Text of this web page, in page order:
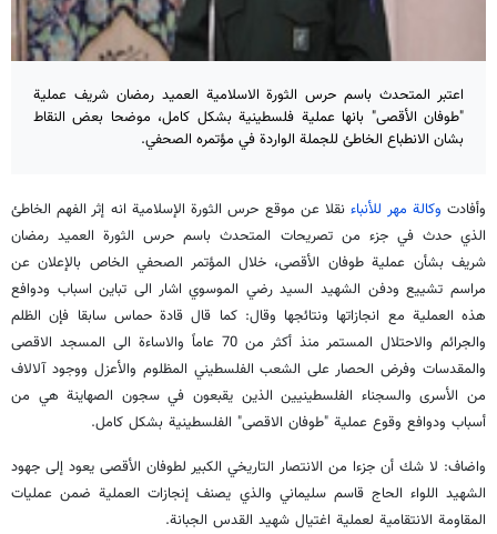
اعتبر المتحدث باسم حرس الثورة الاسلامية العميد رمضان شريف عملية
"طوفان الأقصى" بانها عملية فلسطينية بشكل كامل، موضحا بعض النقاط
بشان الانطباع الخاطئ للجملة الواردة في مؤتمره الصحفي.
وأفادت وكالة مهر للأنباءنقلا عن موقع حرس الثورة الإسلامية انه إثر الفهم الخاطئ
الذي حدث في جزء من تصريحات المتحدث باسم حرس الثورة العميد رمضان
شريف بشأن عملية طوفان الأقصى، خلال المؤتمر الصحفي الخاص بالإعلان عن
مراسم تشييع ودفن الشهيد السيد رضي الموسوي اشار الى تباين اسباب ودوافع
هذه العملية مع انجازاتها ونتائجها وقال: كما قال قادة حماس سابقا فإن الظلم
والجرائم والاحتلال المستمر منذ أكثر من 70 عاماً والاساءة الى المسجد الاقصى
والمقدسات وفرض الحصار على الشعب الفلسطيني المظلوم والأعزل ووجود آلالاف
من الأسرى والسجناء الفلسطينيين الذين يقبعون في سجون الصهاينة هي من
أسباب ودوافع وقوع عملية "طوفان الاقصى" الفلسطينية بشكل كامل.
واضاف: لا شك أن جزءا من الانتصار التاريخي الكبير لطوفان الأقصى يعود إلى جهود
الشهيد اللواء الحاج قاسم سليماني والذي يصنف إنجازات العملية ضمن عمليات
المقاومة الانتقامية لعملية اغتيال شهيد القدس الجبانة.